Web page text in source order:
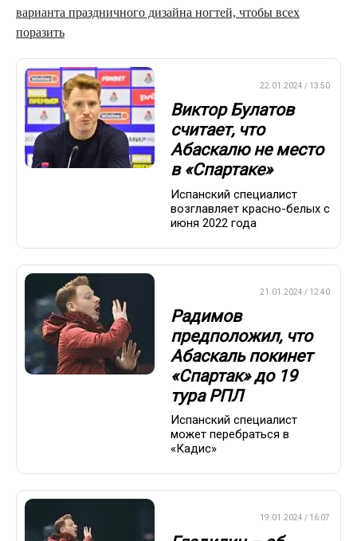
варианта праздничного дизайна ногтей, чтобы всех
поразить
22.01.2024 / 13:50
Виктор Булатов
считает, что
Абаскалю не место
в «Спартаке»
Испанский специалист
возглавляет красно-белых с
июня 2022 года
21.01.2024 / 12:40
Радимов
предположил, что
Абаскаль покинет
«Спартак» до 19
тура РПЛ
Испанский специалист
может перебраться в
«Кадис»
19.01.2024 / 16:07